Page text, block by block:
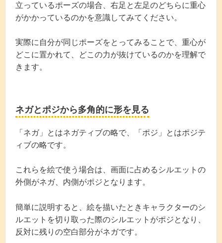
立っているポーズの場合、右足と左足のどちらに重心
がかかっているのかを意識してみてください。
実際に自分が同じポーズをとってみることで、重心が
どこに置かれて、どこの力が抜けているのかを理解で
きます。
ネガとポジから多角的に形を見る
「ネガ」とはネガティブの略で、「ポジ」とはポジテ
ィブの略です。
これらを絵で使う場合は、画面に占めるシルエットの
外側がネガ、内側がポジとなります。
簡単に説明すると、絵を描いたときキャラクターのシ
ルエットを切り取った際のシルエットがポジとなり、
反対に残りの空白部分がネガです。